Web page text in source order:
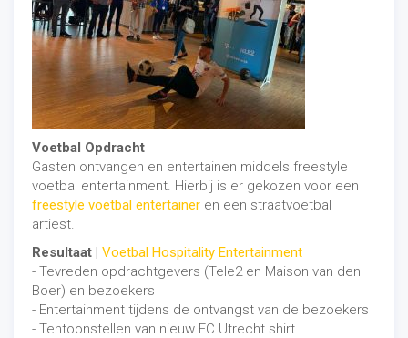
voetbalvereniging? Neem vrijblijvend contact met ons
op door te mailen naarinfo@freestylerjosh.nl
bellen op 06-22036598.
Voetbal Opdracht
Gasten ontvangen en entertainen middels freestyle
voetbal entertainment. Hierbij is er gekozen voor een
freestyle voetbal entertainer en een straatvoetbal
artiest.
Resultaat | Voetbal Hospitality Entertainment
- Tevreden opdrachtgevers (Tele2 en Maison van den
Boer) en bezoekers
- Entertainment tijdens de ontvangst van de bezoekers
- Tentoonstellen van nieuw FC Utrecht shirt